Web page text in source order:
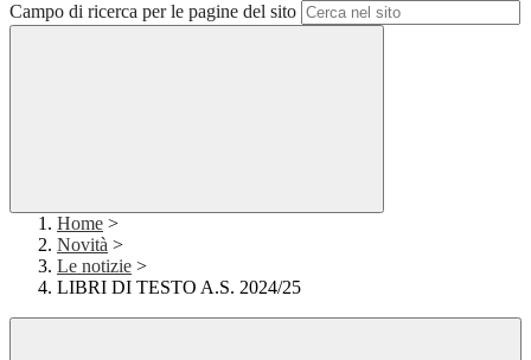
Campo di ricerca per le pagine del sito
Home >
Novità >
Le notizie >
LIBRI DI TESTO A.S. 2024/25